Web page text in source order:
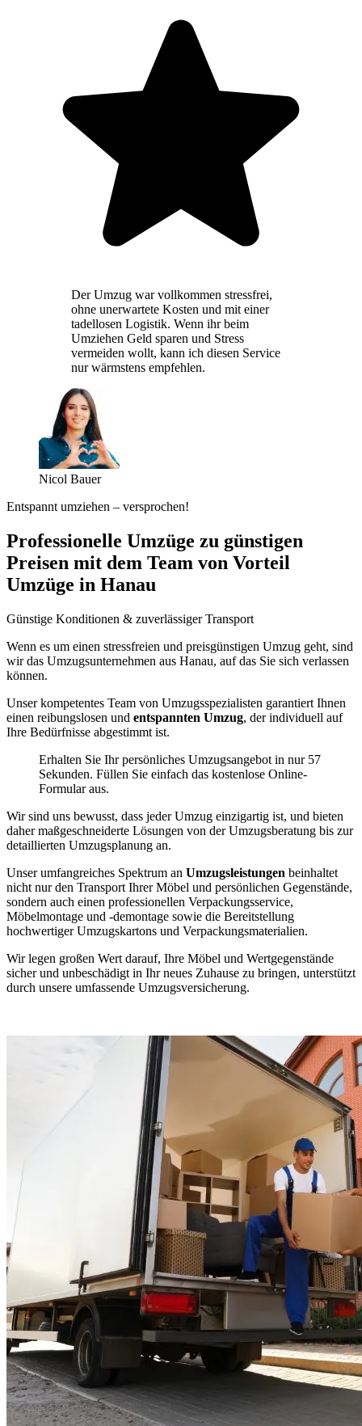
Der Umzug war vollkommen stressfrei,
ohne unerwartete Kosten und mit einer
tadellosen Logistik. Wenn ihr beim
Umziehen Geld sparen und Stress
vermeiden wollt, kann ich diesen Service
nur wärmstens empfehlen.
Nicol Bauer
Entspannt umziehen – versprochen!
Professionelle Umzüge zu günstigen
Preisen mit dem Team von Vorteil
Umzüge in Hanau
Günstige Konditionen & zuverlässiger Transport
Wenn es um einen stressfreien und preisgünstigen Umzug geht, sind
wir das Umzugsunternehmen aus Hanau, auf das Sie sich verlassen
können.
Unser kompetentes Team von Umzugsspezialisten garantiert Ihnen
einen reibungslosen und entspannten Umzug, der individuell auf
Ihre Bedürfnisse abgestimmt ist.
Erhalten Sie Ihr persönliches Umzugsangebot in nur 57
Sekunden. Füllen Sie einfach das kostenlose Online-
Formular aus.
Wir sind uns bewusst, dass jeder Umzug einzigartig ist, und bieten
daher maßgeschneiderte Lösungen von der Umzugsberatung bis zur
detaillierten Umzugsplanung an.
Unser umfangreiches Spektrum an Umzugsleistungen beinhaltet
nicht nur den Transport Ihrer Möbel und persönlichen Gegenstände,
sondern auch einen professionellen Verpackungsservice,
Möbelmontage und -demontage sowie die Bereitstellung
hochwertiger Umzugskartons und Verpackungsmaterialien.
Wir legen großen Wert darauf, Ihre Möbel und Wertgegenstände
sicher und unbeschädigt in Ihr neues Zuhause zu bringen, unterstützt
durch unsere umfassende Umzugsversicherung.